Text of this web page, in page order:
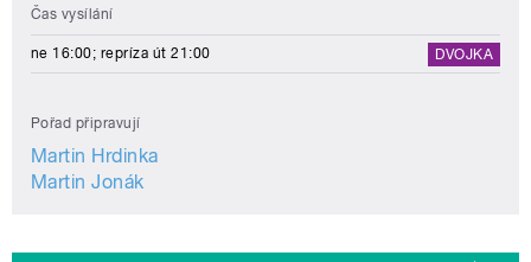
Čas vysílání
ne 16:00; repríza út 21:00 DVOJKA
Pořad připravují
Martin Hrdinka
Martin Jonák